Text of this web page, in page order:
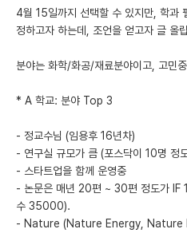
오픈카톡
이벤트
반도체 아카데미
4월 15일까지 선택할 수 있지만, 학과
정하고자 하는데, 조언을 얻고자 글 올
분야는 화학/화공/재료분야이고, 고민
* A 학교: 분야 Top 3
- 정교수님 (임용후 16년차)
- 연구실 규모가 큼 (포스닥이 10명 정
- 스타트업을 함께 운영중
- 논문은 매년 20편 ~ 30편 정도가 IF
수 35000).
- Nature (Nature Energy, Nature